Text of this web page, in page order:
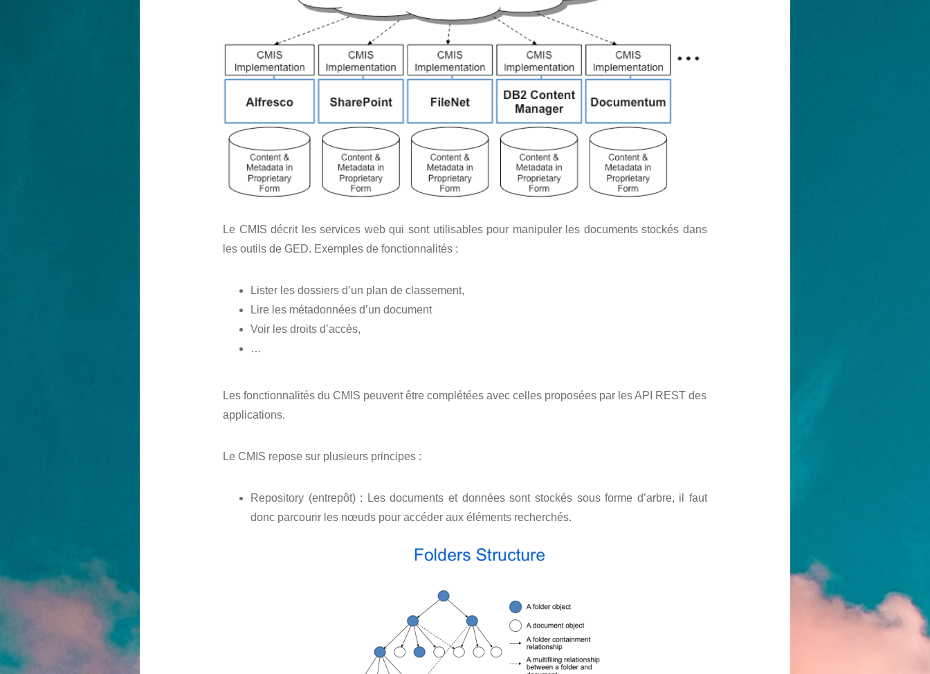
Le CMIS décrit les services web qui sont utilisables pour manipuler les documents stockés dans
les outils de GED. Exemples de fonctionnalités :
Lister les dossiers d’un plan de classement,
Lire les métadonnées d’un document
Voir les droits d’accès,
…
Les fonctionnalités du CMIS peuvent être complétées avec celles proposées par les API REST des
applications.
Le CMIS repose sur plusieurs principes :
Repository (entrepôt) : Les documents et données sont stockés sous forme d’arbre, il faut
donc parcourir les nœuds pour accéder aux éléments recherchés.